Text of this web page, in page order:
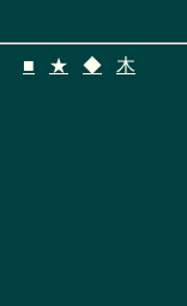
■ ★ ◆ 木